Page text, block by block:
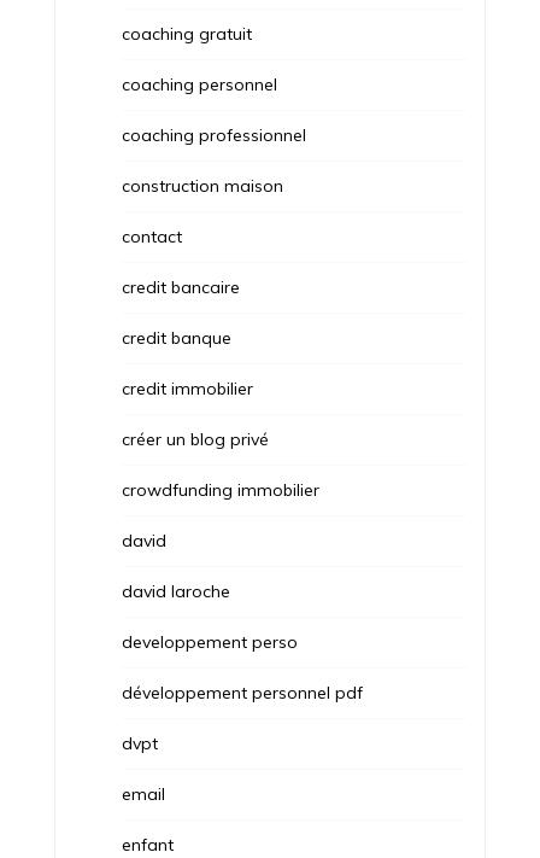
coaching gratuit
coaching personnel
coaching professionnel
construction maison
contact
credit bancaire
credit banque
credit immobilier
créer un blog privé
crowdfunding immobilier
david
david laroche
developpement perso
développement personnel pdf
dvpt
email
enfant